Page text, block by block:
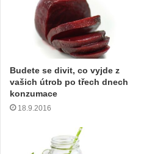
a
i
l
o
Budete se divit, co vyjde z
vašich útrob po třech dnech
konzumace
18.9.2016